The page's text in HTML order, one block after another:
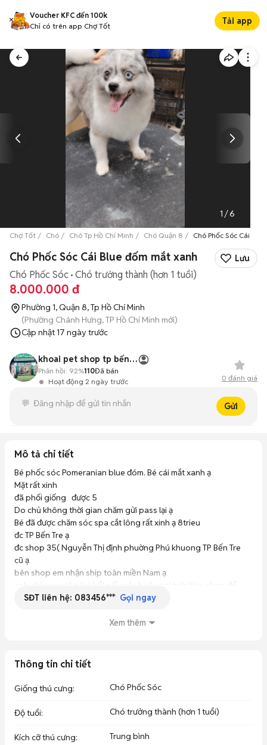
Voucher KFC đến 100k
Chỉ có trên app Chợ Tốt
Tải app
1 /6
Chợ Tốt Chó Chó Tp Hồ Chí Minh Chó Quận 8 Chó Phốc Sóc Cái
Chó Phốc Sóc Cái Blue đốm mắt xanh Lưu
Chó Phốc Sóc Chó trưởng thành (hơn 1 tuổi)
8.000.000 đ
Phường 1, Quận 8, Tp Hồ Chí Minh
(Phường Chánh Hưng, TP Hồ Chí Minh mới)
Cập nhật17 ngày trước
khoai pet shop tp bến tre
Hoạt động 2 ngày trước
Phản hồi: 92%110Đã bán
0 đánh giá
Gửi
Mô tả chi tiết
Bé phốc sóc Pomeranian blue đóm. Bé cái mắt xanh ạ
Mặt rất xinh
đã phối giống   được 5
Do chủ không thời gian chăm gửi pass lại ạ
Bé đã được chăm sóc spa cắt lông rất xinh ạ 8trieu
đc TP Bến Tre ạ
đc shop 35( Nguyễn Thị định phuờng Phú khuong TP Bến Tre
cũ ạ
bên shop em nhận ship toàn miền Nam ạ
anb chị quan tâm bé kết nối zalo hoặc gọi trực tiêp shop để
được tư vấn ạ
SĐT liên hệ: 083456*** Gọi ngay
Xem thêm
Thông tin chi tiết
Giống thú cưng: Chó Phốc Sóc
Độ tuổi: Chó trưởng thành (hơn 1 tuổi)
Kích cỡ thú cưng: Trung bình